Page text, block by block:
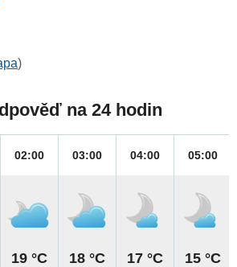
)
na 24 hodin
02:00
19 °C
03:00
18 °C
04:00
17 °C
05:00
15 °C